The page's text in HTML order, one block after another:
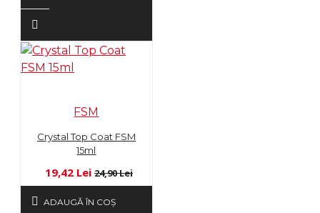
FSM
Crystal Top Coat FSM
15ml
19,42 Lei 24,90 Lei
ADAUGĂ ÎN COŞ